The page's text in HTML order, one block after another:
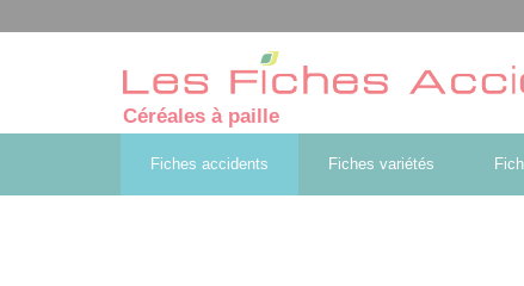
Céréales à paille
Fiches accidents Fiches variétés